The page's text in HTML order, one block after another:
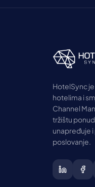
HotelSync
hotelima i
Channel
tržištu
unapređuje
poslovanje.